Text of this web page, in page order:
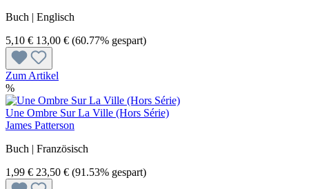
Buch | Englisch
5,10 € 13,00 € (60.77% gespart)
Zum Artikel
%
Une Ombre Sur La Ville (Hors Série)
James Patterson
Buch | Französisch
1,99 € 23,50 € (91.53% gespart)